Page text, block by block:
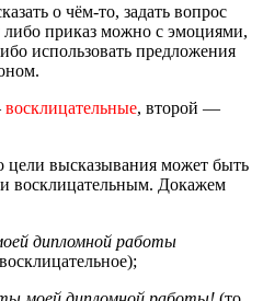
о чём-то, задать вопрос
либо приказ можно с эмоциями,
использовать предложения
восклицательные, второй —
высказывания может быть
восклицательным. Докажем
дипломной работы